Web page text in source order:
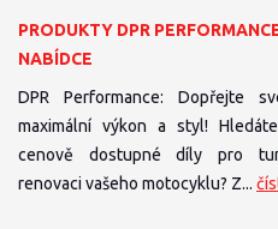
PRODUKTY DPR
NABÍDCE
DPR Performance: Dopřejte
maximální výkon a styl!
cenově dostupné díly pro
renovaci vašeho motocyklu? Z...